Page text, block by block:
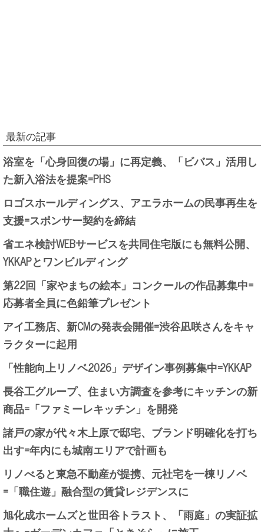
最新の記事
浴室を「心身回復の場」に再定義、「ビバス」活用し
た新入浴法を提案=PHS
ロゴスホールディングス、アエラホームの民事再生を
支援=スポンサー契約を締結
省エネ検討WEBサービスを共同住宅版にも無料公開、
YKKAPとワンビルディング
第22回「家やまちの絵本」コンクールの作品募集中=
応募者全員に色鉛筆プレゼント
アイ工務店、新CMの発表会開催=渋谷凪咲さんをキャ
ラクターに起用
「性能向上リノベ2026」デザイン事例募集中=YKKAP
長谷工グループ、住まい方調査を参考にキッチンの新
商品=「ファミーレキッチン」を開発
諸戸の家が代々木上原で邸宅、ブランド明確化を打ち
出す=年内にも城南エリアで計画も
リノべると東急不動産が提携、元社宅を一棟リノベ
=「職住遊」融合型の賃貸レジデンスに
旭化成ホームズと世田谷トラスト、「雨庭」の実証拡